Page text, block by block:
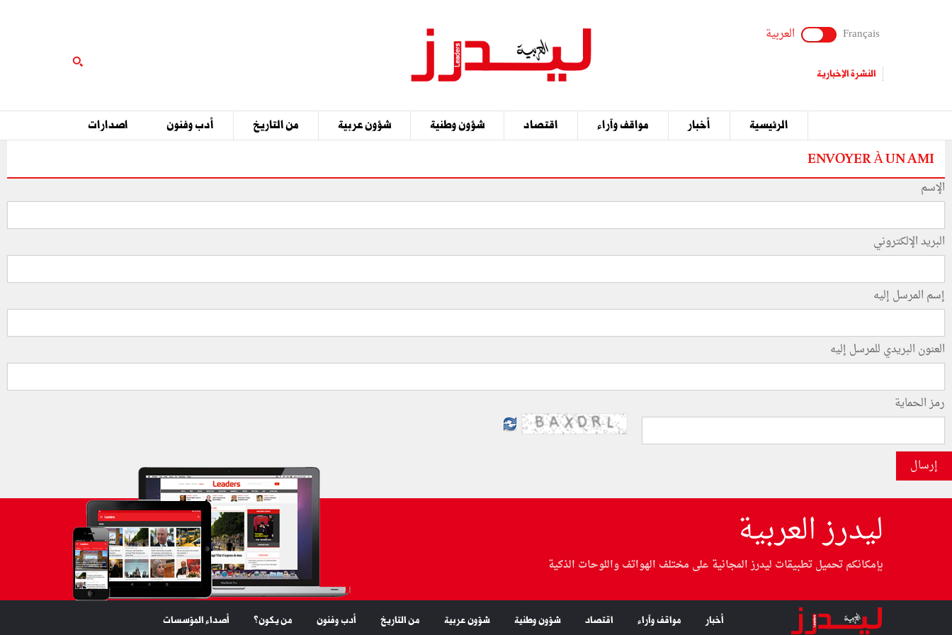
Français العربية
النشرة الإخبارية
الرئيسية أخبار مواقف وآراء اقتصاد شؤون وطنية شؤون عربية من التاريخ أدب وفنون اصدارات
ENVOYER À UN AMI
الإسم
البريد الإلكتروني
إسم المرسل إليه
العنون البريدي للمرسل إليه
رمز الحماية
إرسال
ليدرز العربية
بإمكانكم تحميل تطبيقات ليدرز المجانية على مختلف الهواتف واللوحات الذكية
أخبار مواقف وآراء اقتصاد شؤون وطنية شؤون عربية من التاريخ أدب وفنون من يكون؟ أصداء المؤسسات